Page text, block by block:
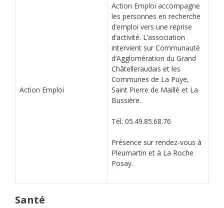
Action Emploi
Action Emploi accompagne
les personnes en recherche
d’emploi vers une reprise
d’activité. L’association
intervient sur Communauté
d’Agglomération du Grand
Châtelleraudais et les
Communes de La Puye,
Saint Pierre de Maillé et La
Bussière.
Tél: 05.49.85.68.76
Présence sur rendez-vous à
Pleumartin et à La Roche
Posay.
Santé